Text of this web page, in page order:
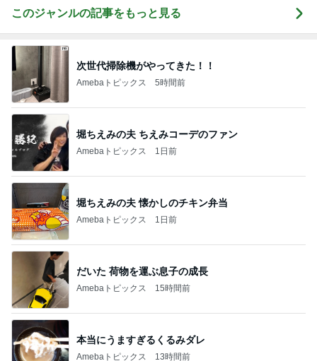
このジャンルの記事をもっと見る
次世代掃除機がやってきた！！
Amebaトピックス 5時間前
堀ちえみの夫 ちえみコーデのファン
Amebaトピックス 1日前
堀ちえみの夫 懐かしのチキン弁当
Amebaトピックス 1日前
だいた 荷物を運ぶ息子の成長
Amebaトピックス 15時間前
本当にうますぎるくるみダレ
Amebaトピックス 13時間前